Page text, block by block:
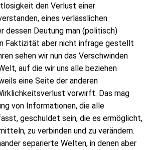
den Verlust einer
eines verlässlichen
dessen Deutung man (politisch)
Faktizität aber nicht infrage gestellt
sehen wir nun das Verschwinden
auf die wir uns alle beziehen
eine Seite der anderen
vorwirft. Das mag
von Informationen, die alle
geschuldet sein, die es ermöglicht,
zu verbinden und zu verändern.
separierte Welten, in denen aber